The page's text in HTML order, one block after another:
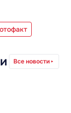
Все новости